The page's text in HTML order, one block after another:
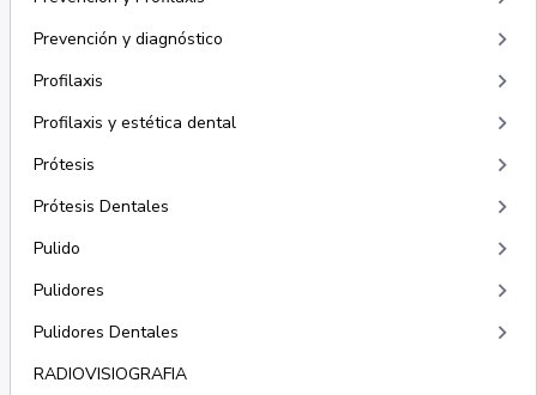
Prevención y diagnóstico keyboard_arrow_right
Profilaxis keyboard_arrow_right
Profilaxis y estética dental keyboard_arrow_right
Prótesis keyboard_arrow_right
Prótesis Dentales keyboard_arrow_right
Pulido keyboard_arrow_right
Pulidores keyboard_arrow_right
Pulidores Dentales keyboard_arrow_right
RADIOVISIOGRAFIA